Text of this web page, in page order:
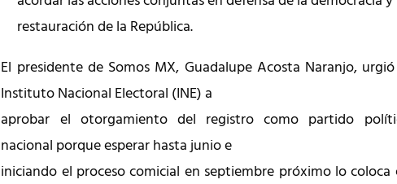
restauración de la República.
El presidente de Somos MX, Guadalupe Acosta Naranjo,
Instituto Nacional Electoral (INE) a
aprobar el otorgamiento del registro como partido
nacional porque esperar hasta junio e
iniciando el proceso comicial en septiembre próximo lo coloca